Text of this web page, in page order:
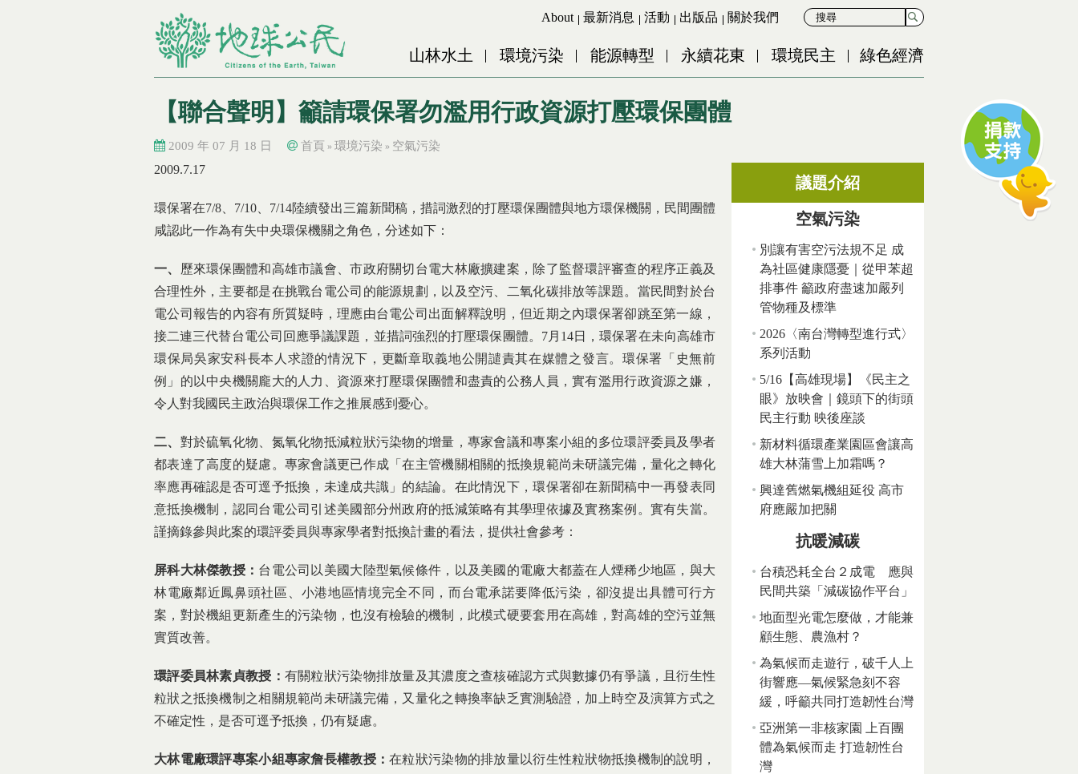
Jump to Navigation
Jump to Main content
About 最新消息 活動 出版品 關於我們
山林水土 環境污染 能源轉型 永續花東 環境民主 綠色經濟
【聯合聲明】籲請環保署勿濫用行政資源打壓環保團體
2009 年 07 月 18 日
您在這裡
首頁 » 環境污染 » 空氣污染
您在這裡
2009.7.17
環保署在7/8、7/10、7/14陸續發出三篇新聞稿，措詞激烈的打壓環保團體與地方環保機關，民間團體
咸認此一作為有失中央環保機關之角色，分述如下：
一、 歷來環保團體和高雄市議會、市政府關切台電大林廠擴建案，除了監督環評審查的程序正義及
合理性外，主要都是在挑戰台電公司的能源規劃，以及空污、二氧化碳排放等課題。當民間對於台
電公司報告的內容有所質疑時，理應由台電公司出面解釋說明，但近期之內環保署卻跳至第一線，
接二連三代替台電公司回應爭議課題，並措詞強烈的打壓環保團體。7月14日，環保署在未向高雄市
環保局吳家安科長本人求證的情況下，更斷章取義地公開譴責其在媒體之發言。環保署「史無前
例」的以中央機關龐大的人力、資源來打壓環保團體和盡責的公務人員，實有濫用行政資源之嫌，
令人對我國民主政治與環保工作之推展感到憂心。
二、 對於硫氧化物、氮氧化物抵減粒狀污染物的增量，專家會議和專案小組的多位環評委員及學者
都表達了高度的疑慮。專家會議更已作成「在主管機關相關的抵換規範尚未研議完備，量化之轉化
率應再確認是否可逕予抵換，未達成共識」的結論。在此情況下，環保署卻在新聞稿中一再發表同
意抵換機制，認同台電公司引述美國部分州政府的抵減策略有其學理依據及實務案例。實有失當。
謹摘錄參與此案的環評委員與專家學者對抵換計畫的看法，提供社會參考：
屏科大林傑教授： 台電公司以美國大陸型氣候條件，以及美國的電廠大都蓋在人煙稀少地區，與大
林電廠鄰近鳳鼻頭社區、小港地區情境完全不同，而台電承諾要降低污染，卻沒提出具體可行方
案，對於機組更新產生的污染物，也沒有檢驗的機制，此模式硬要套用在高雄，對高雄的空污並無
實質改善。
環評委員林素貞教授： 有關粒狀污染物排放量及其濃度之查核確認方式與數據仍有爭議，且衍生性
粒狀之抵換機制之相關規範尚未研議完備，又量化之轉換率缺乏實測驗證，加上時空及演算方式之
不確定性，是否可逕予抵換，仍有疑慮。
大林電廠環評專案小組專家詹長權教授：在粒狀污染物的排放量以衍生性粒狀物抵換機制的說明，
議題介紹
空氣污染
別讓有害空污法規不足 成
為社區健康隱憂｜從甲苯超
排事件 籲政府盡速加嚴列
管物種及標準
2026〈南台灣轉型進行式〉
系列活動
5/16【高雄現場】《民主之
眼》放映會｜鏡頭下的街頭
民主行動 映後座談
新材料循環產業園區會讓高
雄大林蒲雪上加霜嗎？
興達舊燃氣機組延役 高市
府應嚴加把關
抗暖減碳
台積恐耗全台２成電 應與
民間共築「減碳協作平台」
地面型光電怎麼做，才能兼
顧生態、農漁村？
為氣候而走遊行，破千人上
街響應—氣候緊急刻不容
緩，呼籲共同打造韌性台灣
亞洲第一非核家園 上百團
體為氣候而走 打造韌性台
灣